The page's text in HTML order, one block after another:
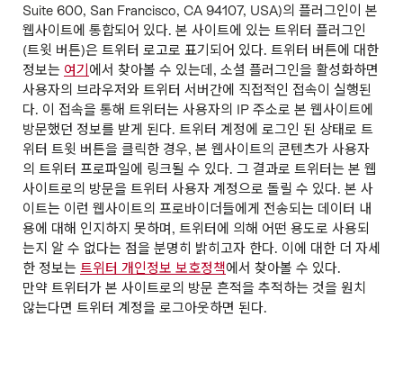
Suite 600, San Francisco, CA 94107, USA)의 플러그인이 본
웹사이트에 통합되어 있다. 본 사이트에 있는 트위터 플러그인
(트윗 버튼)은 트위터 로고로 표기되어 있다. 트위터 버튼에 대한
정보는 여기 에서 찾아볼 수 있는데, 소셜 플러그인을 활성화하면
사용자의 브라우저와 트위터 서버간에 직접적인 접속이 실행된
다. 이 접속을 통해 트위터는 사용자의 IP 주소로 본 웹사이트에
방문했던 정보를 받게 된다. 트위터 계정에 로그인 된 상태로 트
위터 트윗 버튼을 클릭한 경우, 본 웹사이트의 콘텐츠가 사용자
의 트위터 프로파일에 링크될 수 있다. 그 결과로 트위터는 본 웹
사이트로의 방문을 트위터 사용자 계정으로 돌릴 수 있다. 본 사
이트는 이런 웹사이트의 프로바이더들에게 전송되는 데이터 내
용에 대해 인지하지 못하며, 트위터에 의해 어떤 용도로 사용되
는지 알 수 없다는 점을 분명히 밝히고자 한다. 이에 대한 더 자세
한 정보는 트위터 개인정보 보호정책에서 찾아볼 수 있다.
만약 트위터가 본 사이트로의 방문 흔적을 추적하는 것을 원치
않는다면 트위터 계정을 로그아웃하면 된다.